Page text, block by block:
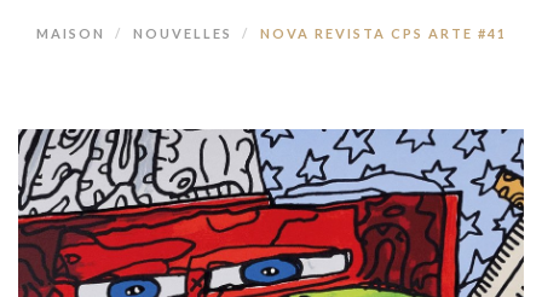
MAISON NOUVELLES NOVA REVISTA CPS ARTE #41